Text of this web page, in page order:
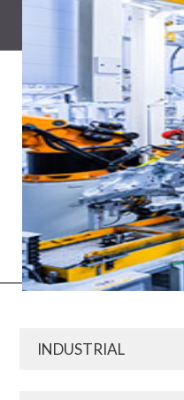
Os meios elétricos e
importância para o
segmentos. Agora, com o
necessidade aumenta ainda
para desenvolver e fornecer
eletromagnéticos e outros
setor industrial.